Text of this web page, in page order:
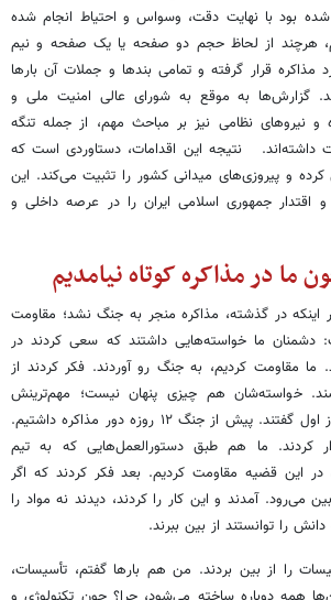
بود با نهایت دقت، وسواس و احتیاط انجام شده
هرچند از لحاظ حجم دو صفحه یا یک صفحه و نیم
قرار گرفته و تمامی بندها و جملات آن بارها
گزارش‌ها به موقع به شورای عالی امنیت ملی و
و نیروهای نظامی نیز بر مباحث مهم، از جمله تنگه
داشته‌اند. نتیجه این اقدامات، دستاوردی است که
کرده و پیروزی‌های میدانی کشور را تثبیت می‌کند. این
اقتدار جمهوری اسلامی ایران را در عرصه داخلی و
در مذاکره کوتاه نیامدیم
بر اینکه در گذشته، مذاکره منجر به جنگ نشد؛ مقاومت
ما خواسته‌هایی داشتند که سعی کردند در
ما مقاومت کردیم، به جنگ رو آوردند. فکر کردند از
خواسته‌شان هم چیزی پنهان نیست؛ مهم‌ترینش
غنی‌سازی صفر بود و از روز اول گفتند. پیش از جنگ ۱۲ روزه دور مذاکره داشتیم.
کردند. ما هم طبق دستورالعمل‌هایی که به تیم
در این قضیه مقاومت کردیم. بعد فکر کردند که اگر
بین می‌رود. آمدند و این کار را کردند، دیدند نه مواد را
را توانستند از بین ببرند.
را از بین بردند. من هم بارها گفتم، تأسیسات،